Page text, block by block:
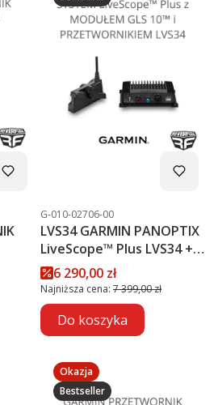
Kod produktu
G-010-02706-00
LVS34 GARMIN PANOPTIX
LiveScope™ Plus LVS34 +
MODUŁ GLS 10™
PROMOCJA
Cena promocyjna
6 290,00 zł
Najniższa cena: 7 399,00 zł
Do koszyka
Okazja
Bestseller